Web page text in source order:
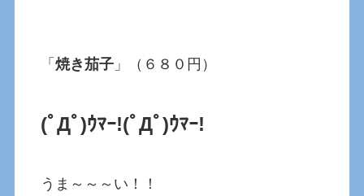
「焼き茄子 」（６８０円）
(ﾟДﾟ)ｳﾏｰ!(ﾟДﾟ)ｳﾏｰ!
うま～～～い！！